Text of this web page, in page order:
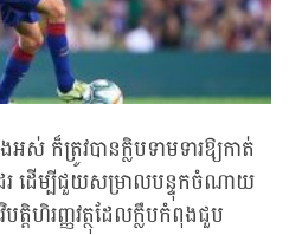
ស់ ក៏ត្រូវបានក្លិបទាមទារឱ្យកាត់
ែរ ដើម្បីជួយសម្រាលបន្ទុកចំណាយ
តិហិរញ្ញវត្ថុដែលក្លឹបកំពុងជួប